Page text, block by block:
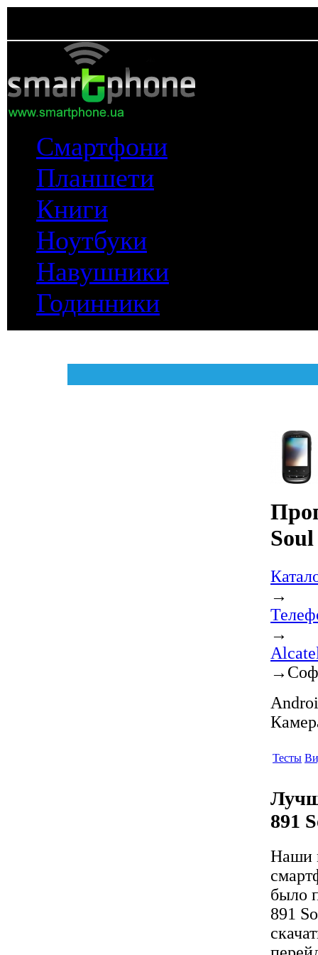
Смартфони
Планшети
Книги
Ноутбуки
Навушники
Годинники
Soul
→
→
→
Тесты
891
Наши
было
891